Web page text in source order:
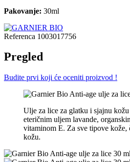
Pakovanje: 30ml
Referenca 1003017756
Pregled
Budite prvi koji će oceniti proizvod !
Ulje za lice za glatku i sjajnu
eteričnim uljem lavande,
vitaminom E. Za sve tipove kože,
kožu.